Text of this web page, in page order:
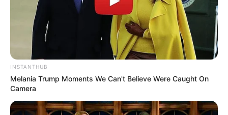
Mensagem
INSTANTHUB
Melania Trump Moments We Can't Believe Were Caught On
Camera